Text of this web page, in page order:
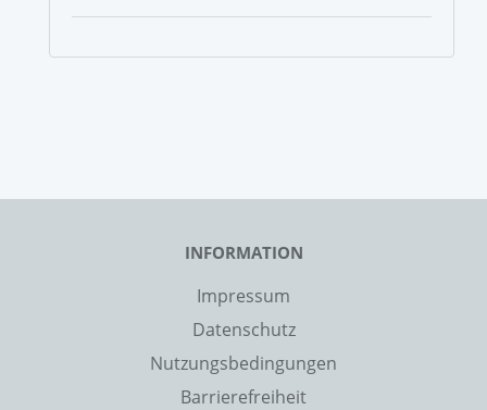
INFORMATION
Impressum
Datenschutz
Nutzungsbedingungen
Barrierefreiheit